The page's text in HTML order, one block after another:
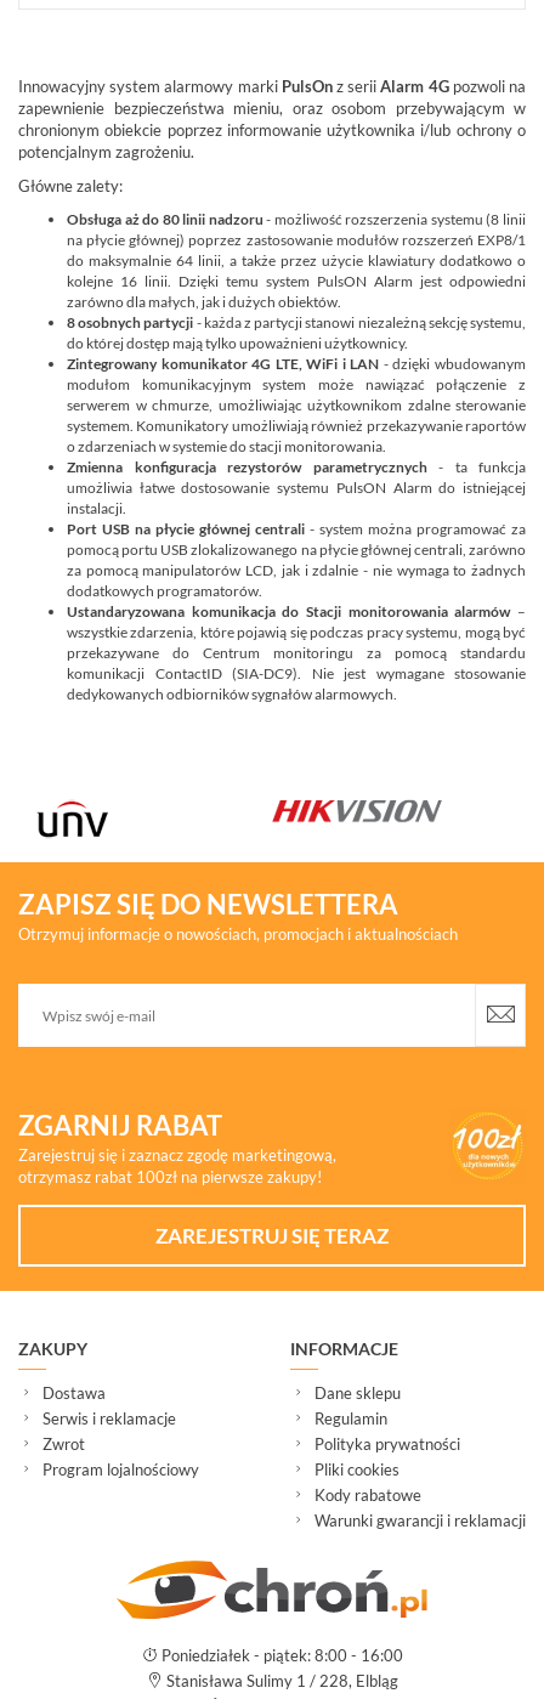
Innowacyjny system alarmowy marki PulsOnz seriiAlarm 4G pozwoli na
zapewnienie bezpieczeństwa mieniu, oraz osobom przebywającym w
chronionym obiekcie poprzez informowanie użytkownika i/lub ochrony o
potencjalnym zagrożeniu.
Główne zalety:
Obsługa aż do 80 linii nadzoru- możliwość rozszerzenia systemu (8 linii
na płycie głównej) poprzez zastosowanie modułów rozszerzeń EXP8/1
do maksymalnie 64 linii, a także przez użycie klawiatury dodatkowo o
kolejne 16 linii. Dzięki temu system PulsON Alarm jest odpowiedni
zarówno dla małych, jak i dużych obiektów.
8 osobnych partycji - każda z partycji stanowi niezależną sekcję systemu,
do której dostęp mają tylko upoważnieni użytkownicy.
Zintegrowany komunikator 4G LTE, WiFi i LAN - dzięki wbudowanym
modułom komunikacyjnym system może nawiązać połączenie z
serwerem w chmurze, umożliwiając użytkownikom zdalne sterowanie
systemem. Komunikatory umożliwiają również przekazywanie raportów
o zdarzeniach w systemie do stacji monitorowania.
Zmienna konfiguracja rezystorów parametrycznych - ta funkcja
umożliwia łatwe dostosowanie systemu PulsON Alarm do istniejącej
instalacji.
Port USB na płycie głównej centrali - system można programować za
pomocą portu USB zlokalizowanego na płycie głównej centrali, zarówno
za pomocą manipulatorów LCD, jak i zdalnie - nie wymaga to żadnych
dodatkowych programatorów.
Ustandaryzowana komunikacja do Stacji monitorowania alarmów –
wszystkie zdarzenia, które pojawią się podczas pracy systemu, mogą być
przekazywane do Centrum monitoringu za pomocą standardu
komunikacji ContactID (SIA-DC9). Nie jest wymagane stosowanie
dedykowanych odbiorników sygnałów alarmowych.
ZAPISZ SIĘ DO NEWSLETTERA
Otrzymuj informacje o nowościach, promocjach i aktualnościach
ZGARNIJ RABAT
Zarejestruj się i zaznacz zgodę marketingową,
otrzymasz rabat 100zł na pierwsze zakupy!
ZAREJESTRUJ SIĘ TERAZ
ZAKUPY
Dostawa
Serwis i reklamacje
Zwrot
Program lojalnościowy
INFORMACJE
Dane sklepu
Regulamin
Polityka prywatności
Pliki cookies
Kody rabatowe
Warunki gwarancji i reklamacji
Poniedziałek - piątek: 8:00 - 16:00
Stanisława Sulimy 1 / 228, Elbląg